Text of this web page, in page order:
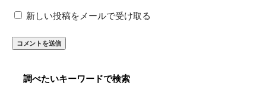
新しい投稿をメールで受け取る
調べたいキーワードで検索